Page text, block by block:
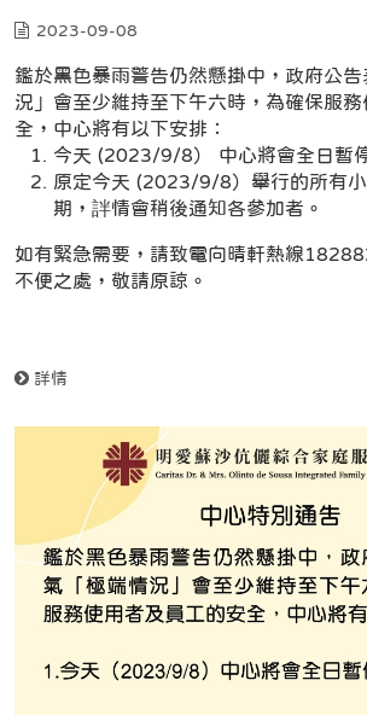
2023-09-08
鑑於黑色暴雨警告仍然懸掛中，政府公
況」會至少維持至下午六時，為確保服
全，中心將有以下安排：
今天 (2023/9/8） 中心將會全日暫
原定今天 (2023/9/8）舉行的所有
期，詊情會稍後通知各參加者。
如有緊急需要，請致電向晴軒熱線18288
不便之處，敬請原諒。
詳情